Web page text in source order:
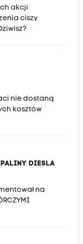
akcji
ciszy
nie dostaną
kosztów
DIESLA
na